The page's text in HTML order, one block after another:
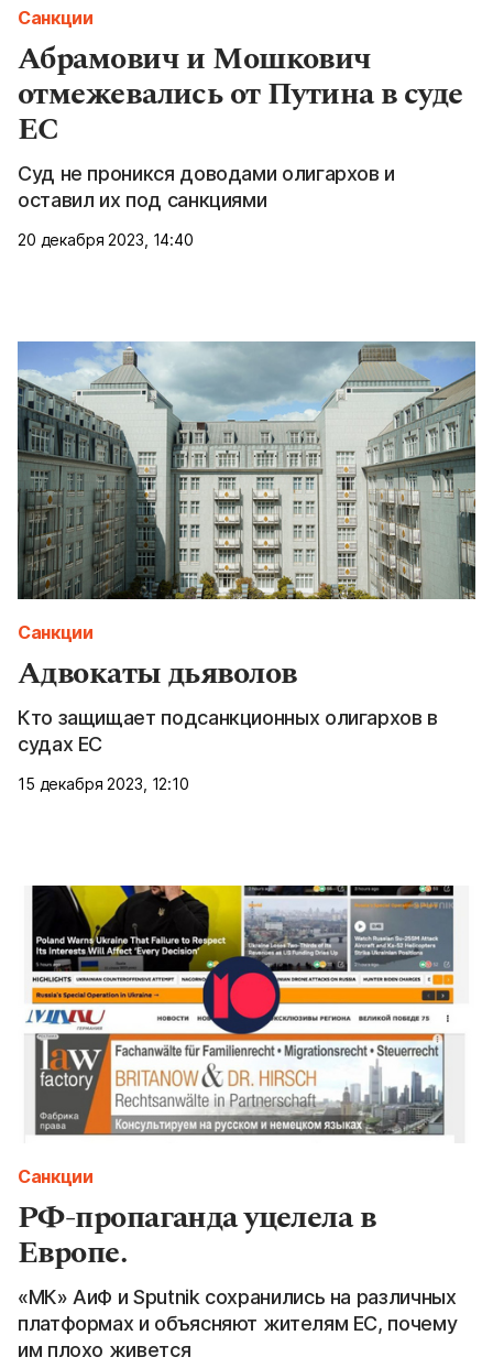
Санкции
Абрамович и Мошкович
отмежевались от Путина в суде
ЕС
Суд не проникся доводами олигархов и
оставил их под санкциями
20 декабря 2023, 14:40
Санкции
Адвокаты дьяволов
Кто защищает подсанкционных олигархов в
судах ЕС
15 декабря 2023, 12:10
Санкции
РФ-пропаганда уцелела в
Европе.
«МК» АиФ и Sputnik сохранились на различных
платформах и объясняют жителям ЕС, почему
им плохо живется